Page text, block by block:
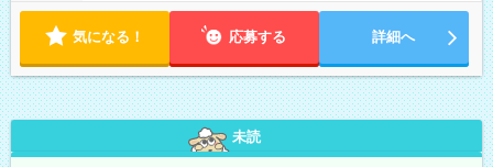
気になる！ 応募する 詳細へ
未読